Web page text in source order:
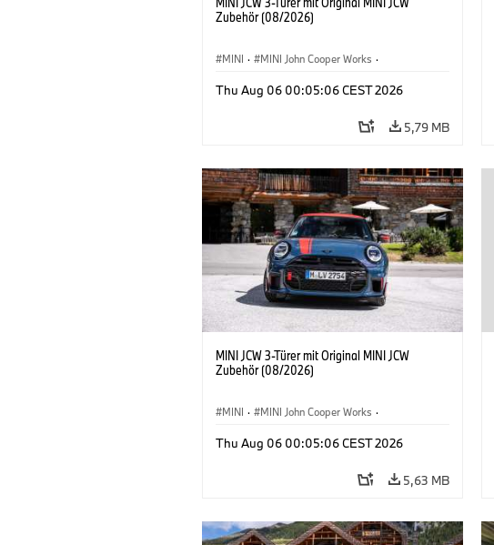
Zubehör (08/2026)
MINI · MINI John Cooper Works ·
Sonderausstattungen, Zubehör
Thu Aug 06 00:05:06 CEST 2026
5,79 MB
MINI JCW 3-Türer mit Original MINI JCW
Zubehör (08/2026)
MINI · MINI John Cooper Works ·
Sonderausstattungen, Zubehör
Thu Aug 06 00:05:06 CEST 2026
5,63 MB